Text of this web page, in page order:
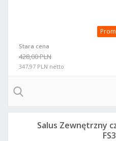
Stara cena
428,00 PLN
347,97 PLN netto
Salus Zewnętrzny